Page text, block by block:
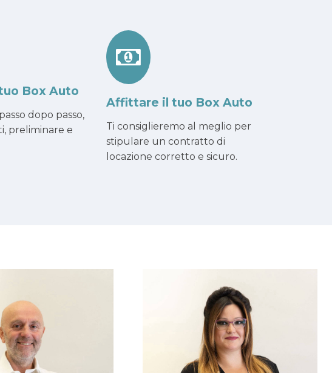
Box Auto
dopo passo,
preliminare e
Affittare il tuo Box Auto
Ti consiglieremo al meglio per
stipulare un contratto di
locazione corretto e sicuro.